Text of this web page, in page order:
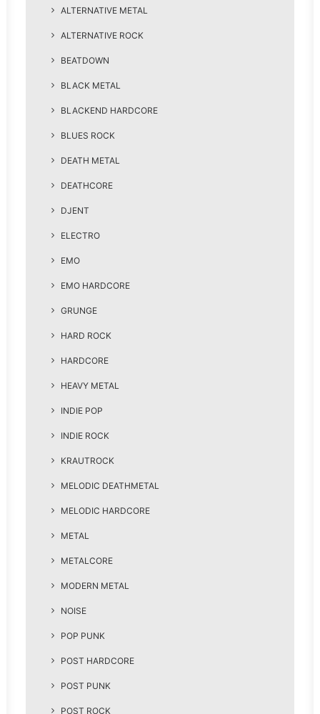
ALTERNATIVE METAL
ALTERNATIVE ROCK
BEATDOWN
BLACK METAL
BLACKEND HARDCORE
BLUES ROCK
DEATH METAL
DEATHCORE
DJENT
ELECTRO
EMO
EMO HARDCORE
GRUNGE
HARD ROCK
HARDCORE
HEAVY METAL
INDIE POP
INDIE ROCK
KRAUTROCK
MELODIC DEATHMETAL
MELODIC HARDCORE
METAL
METALCORE
MODERN METAL
NOISE
POP PUNK
POST HARDCORE
POST PUNK
POST ROCK